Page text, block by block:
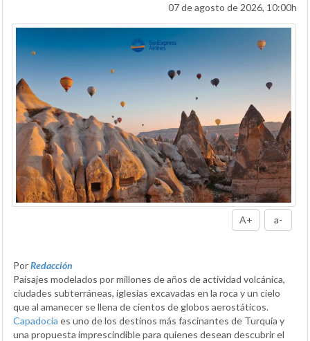
07 de agosto de 2026, 10:00h
A+ a-
PorRedacción
Paisajes modelados por millones de años de actividad volcánica,
ciudades subterráneas, iglesias excavadas en la roca y un cielo
que al amanecer se llena de cientos de globos aerostáticos.
Capadocia es uno de los destinos más fascinantes de Turquía y
una propuesta imprescindible para quienes desean descubrir el